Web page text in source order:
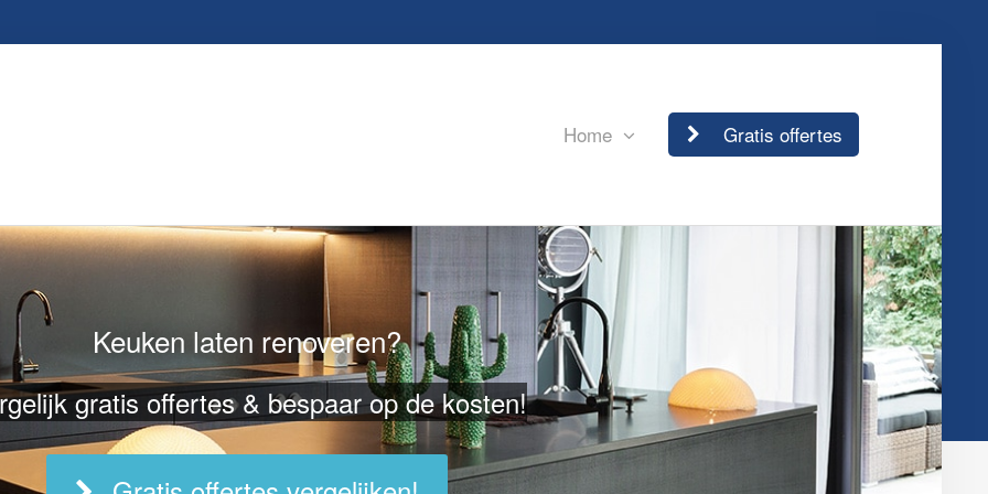
Home Gratis offertes
Keuken laten renoveren?
gratis offertes & bespaar op de kosten!